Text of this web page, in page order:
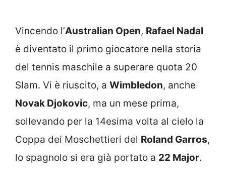
Vincendo l’Australian Open, Rafael Nadal
è diventato il primo giocatore nella storia
del tennis maschile a superare quota 20
Slam. Vi è riuscito, a Wimbledon, anche
Novak Djokovic, ma un mese prima,
sollevando per la 14esima volta al cielo la
Coppa dei Moschettieri del Roland Garros,
lo spagnolo si era già portato a 22 Major.